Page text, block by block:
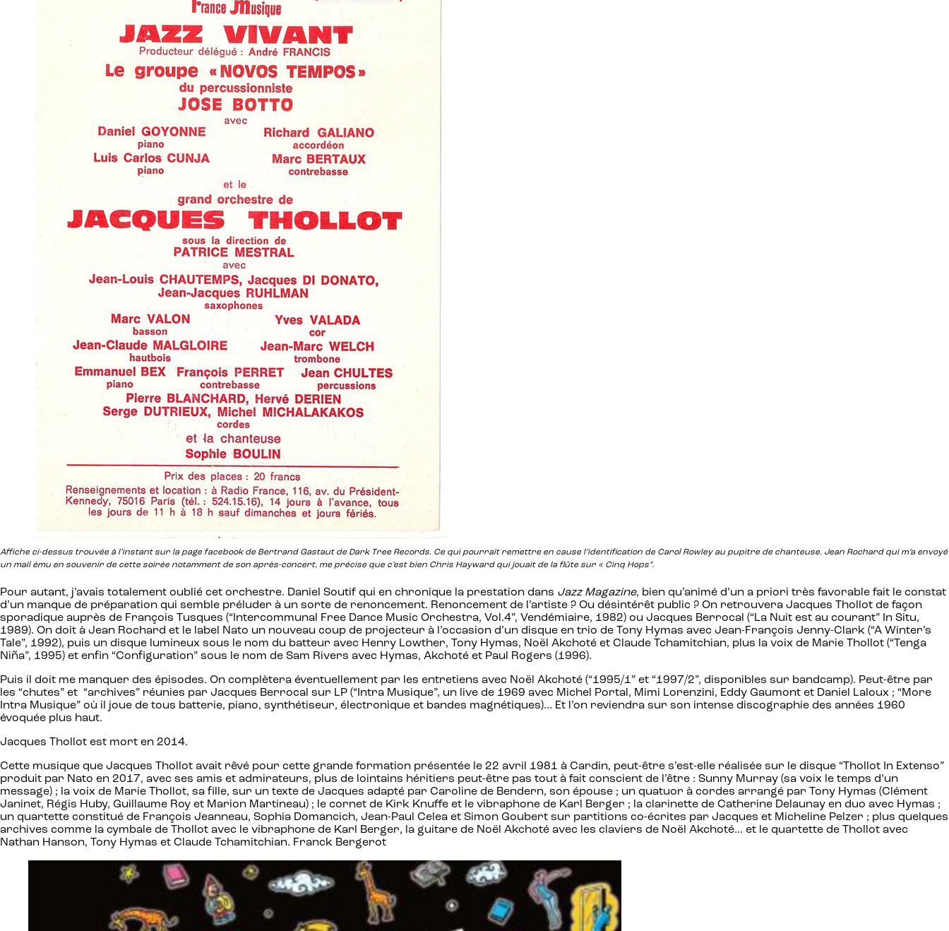
Affiche ci-dessus trouvée à l’instant sur la page facebook de Bertrand Gastaut de Dark Tree Records. Ce qui pourrait remettre en cause l’identification de Carol Rowley au pupitre de chanteuse. Jean Rochard qui m’a envoyé
un mail ému en souvenir de cette soirée notamment de son après-concert, me précise que c’est bien Chris Hayward qui jouait de la flûte sur « Cinq Hops”.
Pour autant, j’avais totalement oublié cet orchestre. Daniel Soutif qui en chronique la prestation dans Jazz Magazine, bien qu’animé d’un a priori très favorable fait le constat
d’un manque de préparation qui semble préluder à un sorte de renoncement. Renoncement de l’artiste ? Ou désintérêt public ? On retrouvera Jacques Thollot de façon
sporadique auprès de François Tusques (“Intercommunal Free Dance Music Orchestra, Vol.4”, Vendémiaire, 1982) ou Jacques Berrocal (“La Nuit est au courant” In Situ,
1989). On doit à Jean Rochard et le label Nato un nouveau coup de projecteur à l’occasion d’un disque en trio de Tony Hymas avec Jean-François Jenny-Clark (“A Winter’s
Tale”, 1992), puis un disque lumineux sous le nom du batteur avec Henry Lowther, Tony Hymas, Noël Akchoté et Claude Tchamitchian, plus la voix de Marie Thollot (“Tenga
Niña”, 1995) et enfin “Configuration” sous le nom de Sam Rivers avec Hymas, Akchoté et Paul Rogers (1996).
Puis il doit me manquer des épisodes. On complètera éventuellement par les entretiens avec Noël Akchoté (“1995/1” et “1997/2”, disponibles sur bandcamp). Peut-être par
les “chutes” et “archives” réunies par Jacques Berrocal sur LP (“Intra Musique”, un live de 1969 avec Michel Portal, Mimi Lorenzini, Eddy Gaumont et Daniel Laloux ; “More
Intra Musique” où il joue de tous batterie, piano, synthétiseur, électronique et bandes magnétiques)… Et l’on reviendra sur son intense discographie des années 1960
évoquée plus haut.
Jacques Thollot est mort en 2014.
Cette musique que Jacques Thollot avait rêvé pour cette grande formation présentée le 22 avril 1981 à Cardin, peut-être s’est-elle réalisée sur le disque “Thollot In Extenso”
produit par Nato en 2017, avec ses amis et admirateurs, plus de lointains héritiers peut-être pas tout à fait conscient de l’être : Sunny Murray (sa voix le temps d’un
message) ; la voix de Marie Thollot, sa fille, sur un texte de Jacques adapté par Caroline de Bendern, son épouse ; un quatuor à cordes arrangé par Tony Hymas (Clément
Janinet, Régis Huby, Guillaume Roy et Marion Martineau) ; le cornet de Kirk Knuffe et le vibraphone de Karl Berger ; la clarinette de Catherine Delaunay en duo avec Hymas ;
un quartette constitué de François Jeanneau, Sophia Domancich, Jean-Paul Celea et Simon Goubert sur partitions co-écrites par Jacques et Micheline Pelzer ; plus quelques
archives comme la cymbale de Thollot avec le vibraphone de Karl Berger, la guitare de Noël Akchoté avec les claviers de Noël Akchoté… et le quartette de Thollot avec
Nathan Hanson, Tony Hymas et Claude Tchamitchian. Franck Bergerot